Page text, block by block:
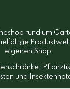
rund um
eigenen Shop.
und